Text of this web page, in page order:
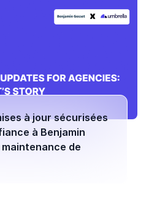
à jour sécurisées
à Benjamin
de